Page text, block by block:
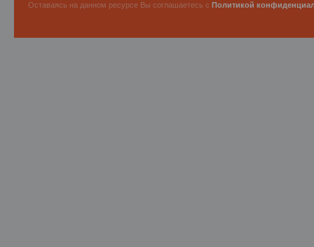
Оставаясь на данном ресурсе Вы соглашаетесь с Политикой